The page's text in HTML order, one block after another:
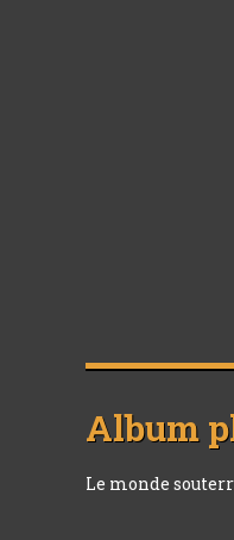
Album
Le monde